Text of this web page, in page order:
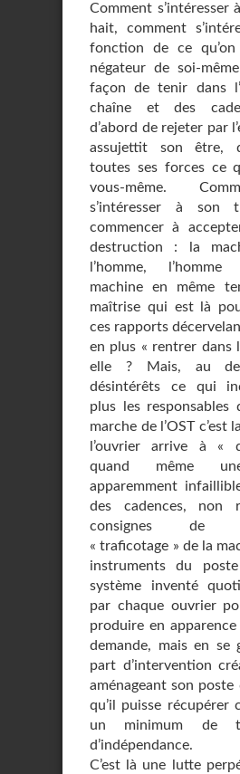
Comment s’intéresser
hait, comment
fonction de ce
négateur de soi-
façon de tenir dans
chaîne et des
d’abord de rejeter par
assujettit son être,
toutes ses forces ce
vous-même.
s’intéresser à son
commencer à
destruction : la
l’homme,
machine en même
maîtrise qui est là
ces rapports
en plus « rentrer dans
elle ? Mais, au
désintérêts ce qui
plus les responsables
marche de l’OST c’est
l’ouvrier arrive à «
quand même
apparemment
des cadences, non
consignes de
« traficotage » de la
instruments du
système inventé
par chaque ouvrier
produire en apparence
demande, mais en se
part d’intervention
aménageant son
qu’il puisse récupérer
un minimum de
d’indépendance.
C’est là une lutte